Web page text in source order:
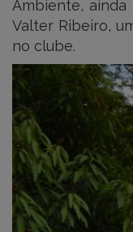
Ambiente, ainda
Valter Ribeiro,
no clube.